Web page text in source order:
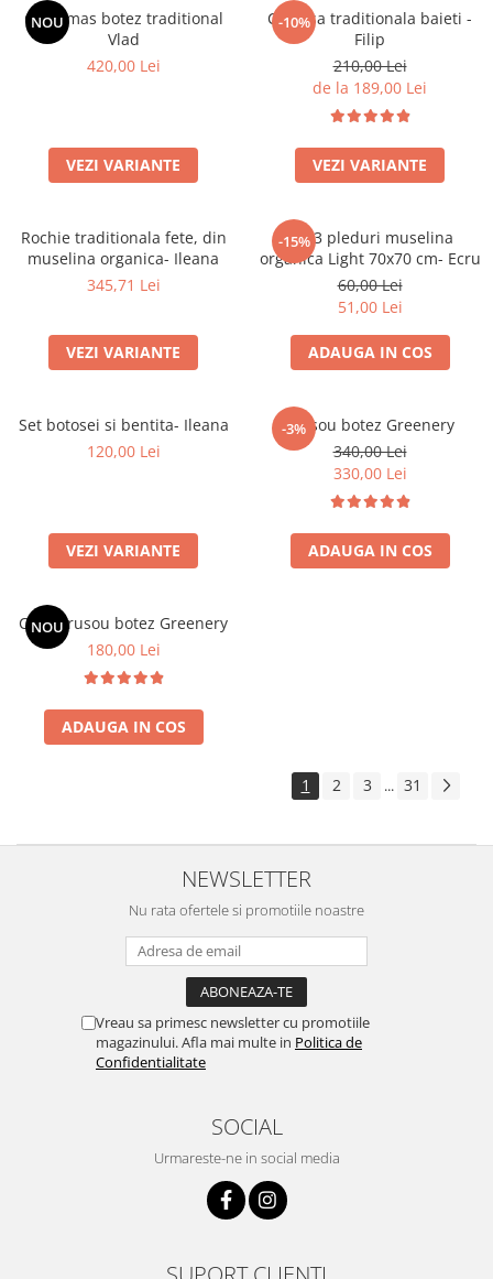
NOU
Costumas botez traditional
Vlad
420,00 Lei
VEZI VARIANTE
-10%
Camasa traditionala baieti -
Filip
210,00 Lei
de la 189,00 Lei
VEZI VARIANTE
Rochie traditionala fete, din
muselina organica- Ileana
345,71 Lei
VEZI VARIANTE
-15%
Set 3 pleduri muselina
organica Light 70x70 cm- Ecru
60,00 Lei
51,00 Lei
ADAUGA IN COS
Set botosei si bentita- Ileana
120,00 Lei
VEZI VARIANTE
-3%
Trusou botez Greenery
340,00 Lei
330,00 Lei
ADAUGA IN COS
NOU
Cutie trusou botez Greenery
180,00 Lei
ADAUGA IN COS
1 2 3 ... 31
NEWSLETTER
Nu rata ofertele si promotiile noastre
Vreau sa primesc newsletter cu promotiile
magazinului. Afla mai multe in Politica de
Confidentialitate
SOCIAL
Urmareste-ne in social media